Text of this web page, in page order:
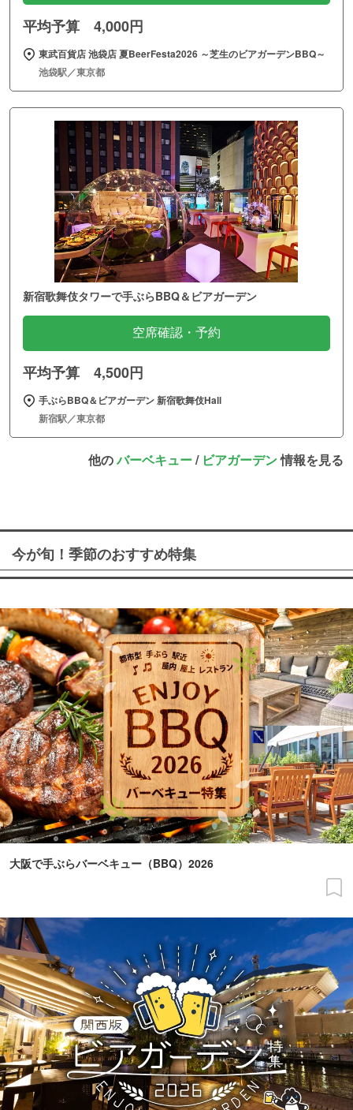
平均予算 4,000円
東武百貨店 池袋店 夏BeerFesta2026 ～芝生のビアガーデンBBQ～
池袋駅／東京都
新宿歌舞伎タワーで手ぶらBBQ＆ビアガーデン
空席確認・予約
平均予算 4,500円
手ぶらBBQ＆ビアガーデン 新宿歌舞伎Hall
新宿駅／東京都
他のバーベキュー/ ビアガーデン情報を見る
今が旬！季節のおすすめ特集
大阪で手ぶらバーベキュー（BBQ）2026